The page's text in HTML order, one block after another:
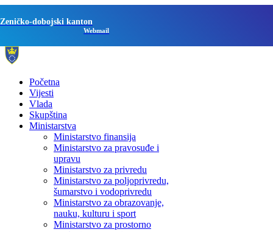
Zeničko-dobojski kanton
Webmail
Početna
Vijesti
Vlada
Skupština
Ministarstva
Ministarstvo finansija
Ministarstvo za pravosuđe i
upravu
Ministarstvo za privredu
Ministarstvo za poljoprivredu,
šumarstvo i vodoprivredu
Ministarstvo za obrazovanje,
nauku, kulturu i sport
Ministarstvo za prostorno